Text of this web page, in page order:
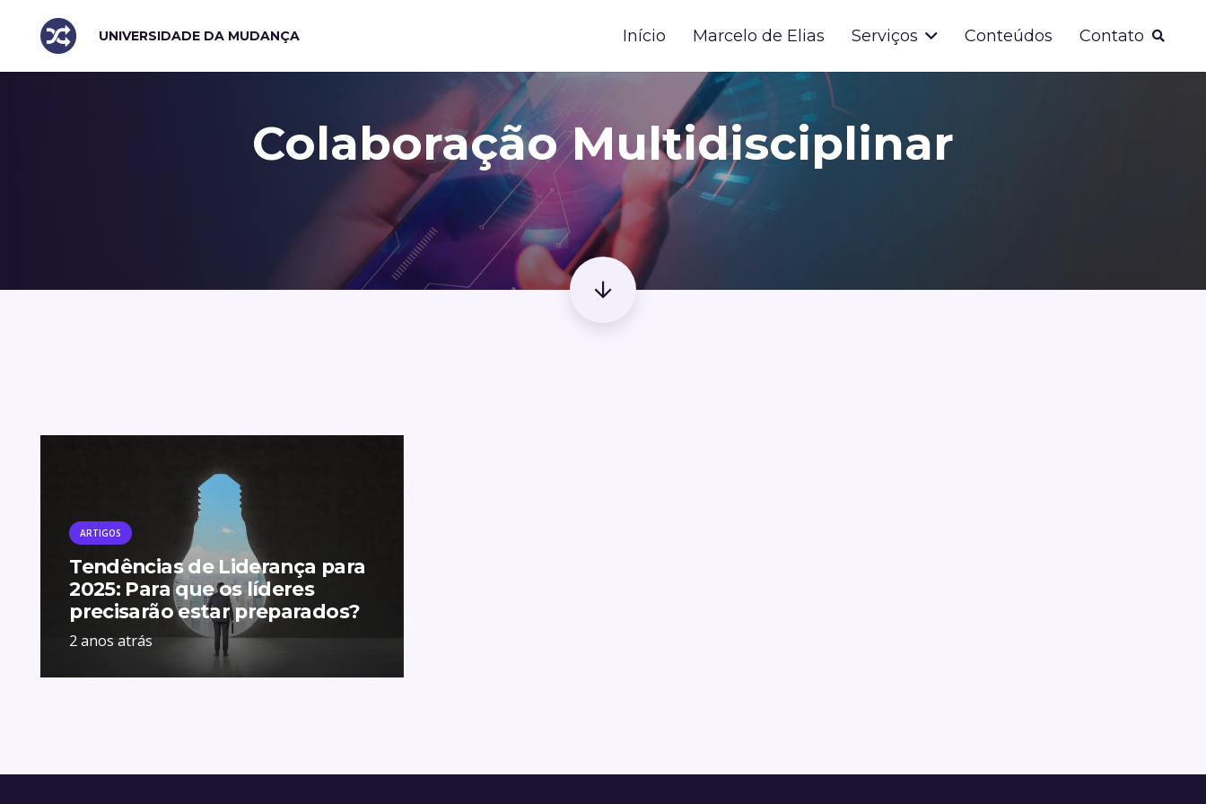
UNIVERSIDADE DA MUDANÇA Início Marcelo de Elias Serviços Conteúdos Contato
Colaboração Multidisciplinar
ARTIGOS
Tendências de Liderança para
2025: Para que os líderes
precisarão estar preparados?
2 anos atrás